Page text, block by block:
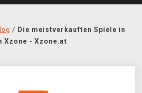
/ Die meistverkauften Spiele in
Xzone - Xzone.at